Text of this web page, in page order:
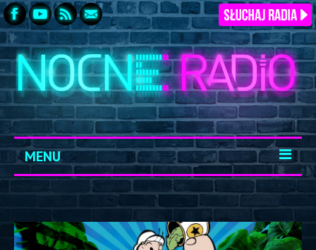
MENU
START
ARCHIWUM